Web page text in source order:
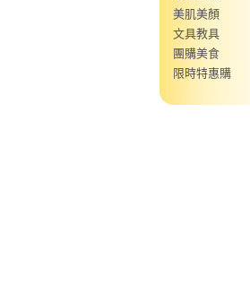
美肌美顏
文具教具
團購美食
限時特惠購